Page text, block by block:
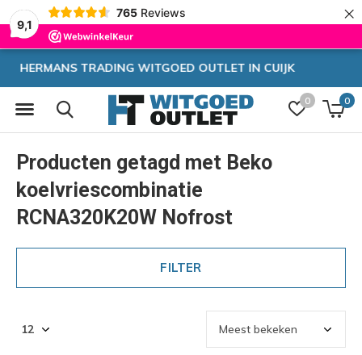
9,1
765 Reviews ×
0 0
Zeer hoge korting
Producten getagd met Beko
koelvriescombinatie
RCNA320K20W Nofrost
FILTER